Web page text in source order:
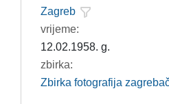
Zagreb
vrijeme:
12.02.1958. g.
zbirka:
Zbirka fotografija